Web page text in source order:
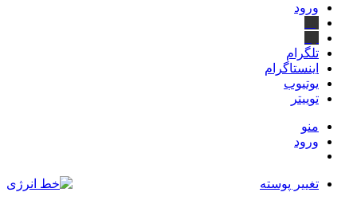
ورود
تلگرام
اینستاگرام
یوتیوب
توییتر
منو
ورود
تغییر پوسته